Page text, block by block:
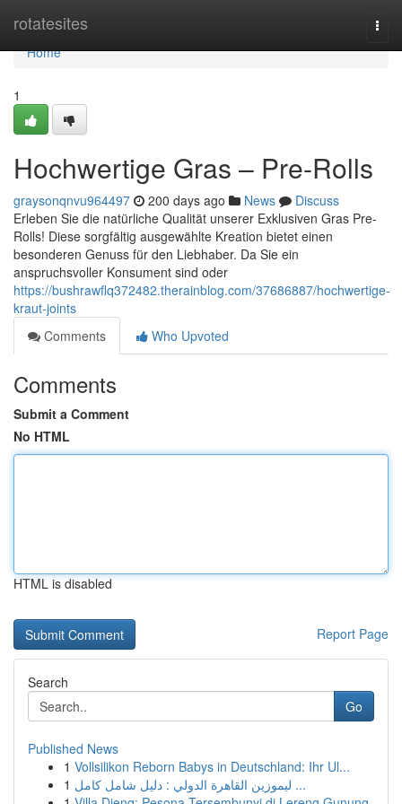
rotatesites
Home
Home
1
Hochwertige Gras – Pre-Rolls
graysonqnvu964497 200 days ago News
Discuss
Erleben Sie die natürliche Qualität unserer Exklusiven Gras Pre-
Rolls! Diese sorgfältig ausgewählte Kreation bietet einen
besonderen Genuss für den Liebhaber. Da Sie ein
anspruchsvoller Konsument sind oder
https://bushrawflq372482.therainblog.com/37686887/hochwertige-
kraut-joints
Comments
Who Upvoted
Comments
Submit a Comment
No HTML
HTML is disabled
Report Page
Search
Go
Published News
1 Vollsilikon Reborn Babys in Deutschland: Ihr Ul...
1
ليموزين القاهرة الدولي : دليل شامل كامل ...